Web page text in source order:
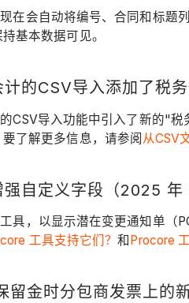
在会自动将编号、合同和标题
基本数据可见。
的CSV导入添加了税
CSV导入功能中引入了新的"
了解更多信息，请参阅 从CSV
自定义字段（2025 年
具，以显示潜在变更通知单（
工具支持它们？和 Procore
留金时分包商发票上的